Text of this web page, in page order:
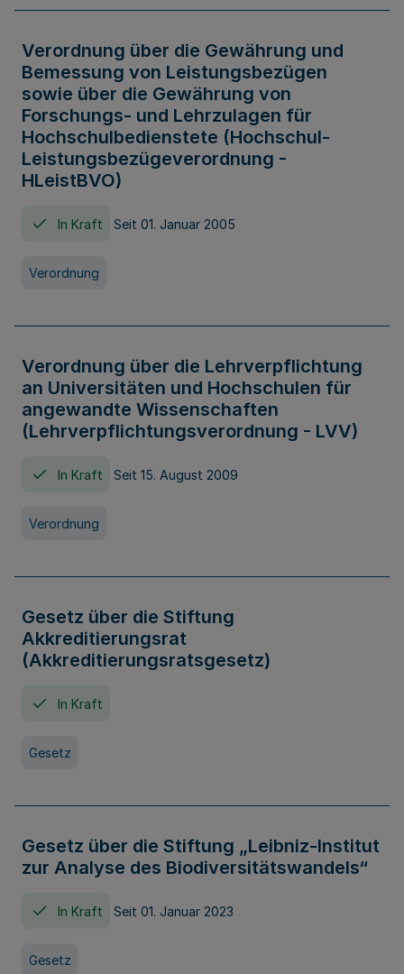
Verordnung über die Gewährung und
Bemessung von Leistungsbezügen
sowie über die Gewährung von
Forschungs- und Lehrzulagen für
Hochschulbedienstete (Hochschul-
Leistungsbezügeverordnung -
HLeistBVO)
In Kraft Seit 01. Januar 2005
Verordnung
Verordnung über die Lehrverpflichtung
an Universitäten und Hochschulen für
angewandte Wissenschaften
(Lehrverpflichtungsverordnung - LVV)
In Kraft Seit 15. August 2009
Verordnung
Gesetz über die Stiftung
Akkreditierungsrat
(Akkreditierungsratsgesetz)
In Kraft
Gesetz
Gesetz über die Stiftung „Leibniz-Institut
zur Analyse des Biodiversitätswandels“
In Kraft Seit 01. Januar 2023
Gesetz